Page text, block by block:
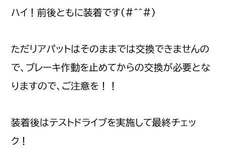
ハイ！前後ともに装着です(#^^#)
ただリアパットはそのままでは交換できませんの
で、ブレーキ作動を止めてからの交換が必要とな
りますので、ご注意を！！
装着後はテストドライブを実施して最終チェッ
ク！